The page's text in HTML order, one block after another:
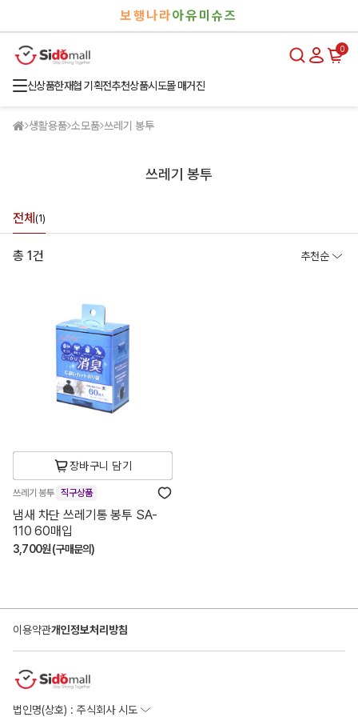
보행나라아유미슈즈
0
신상품한재협 기획전추천상품시도몰 매거진
생활용품 소모품 쓰레기 봉투
쓰레기 봉투
전체 (1)
총 1건 추천순
장바구니 담기
쓰레기 봉투 직구상품
냄새 차단 쓰레기통 봉투 SA-
110 60매입
3,700원 (구매문의)
이용약관개인정보처리방침
법인명(상호) : 주식회사 시도